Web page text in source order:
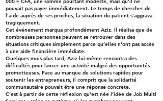
pouvait pas payer immédiatement. Le temps de chercher de
l’aide auprès de ses proches, la situation du patient s’aggrava
tragiquement.
Cet événement marqua profondément Aziz. Il réalisa que de
nombreuses personnes peuvent se retrouver dans des
situations critiques simplement parce qu’elles n’ont pas accès
à une aide financière immédiate.
Quelques mois plus tard, Aziz lui-même rencontra des
difficultés pour lancer une activité malgré des opportunités
prometteuses. Face au manque de solutions rapides pour
soutenir les entrepreneurs, il comprit que la solidarité
communautaire pouvait être une réponse concrète.
C’est à partir de cette réflexion qu’est née l’idée de Job Multi